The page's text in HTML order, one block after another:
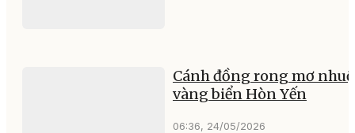
Cánh đồng rong mơ
vàng biển Hòn Yến
06:36, 24/05/2026